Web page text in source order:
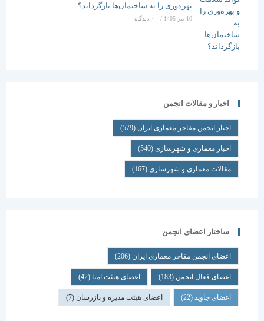
بهره‌وری را به ساختمان‌ها بازگرداند؟
/ ۰ دیدگاه
اخبار و مقالات انجمن
اخبار انجمن مفاخر معماری ایران (579)
اخبار معماری و شهرسازی(540)
مقالات معماری و شهرسازی(167)
ساختار اعضای انجمن
اعضای انجمن مفاخر معماری ایران (206)
اعضای فعال انجمن(183) اعضای هیئت امنا(42)
اعضای جاوید(22) اعضای هیئت مدیره و بازرسان(7)